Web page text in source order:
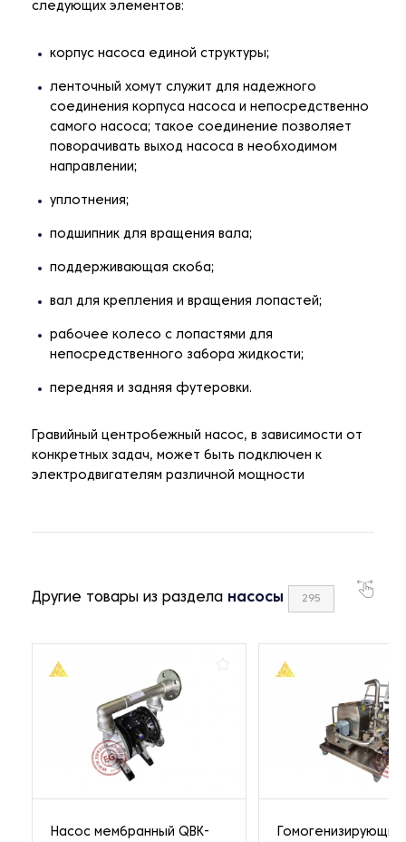
следующих элементов:
корпус насоса единой структуры;
ленточный хомут служит для надежного
соединения корпуса насоса и непосредственно
самого насоса; такое соединение позволяет
поворачивать выход насоса в необходимом
направлении;
уплотнения;
подшипник для вращения вала;
поддерживающая скоба;
вал для крепления и вращения лопастей;
рабочее колесо с лопастями для
непосредственного забора жидкости;
передняя и задняя футеровки.
Гравийный центробежный насос, в зависимости от
конкретных задач, может быть подключен к
электродвигателям различной мощности
Другие товары из раздела насосы 295
Насос мембранный QBK- Гомогенизирующий